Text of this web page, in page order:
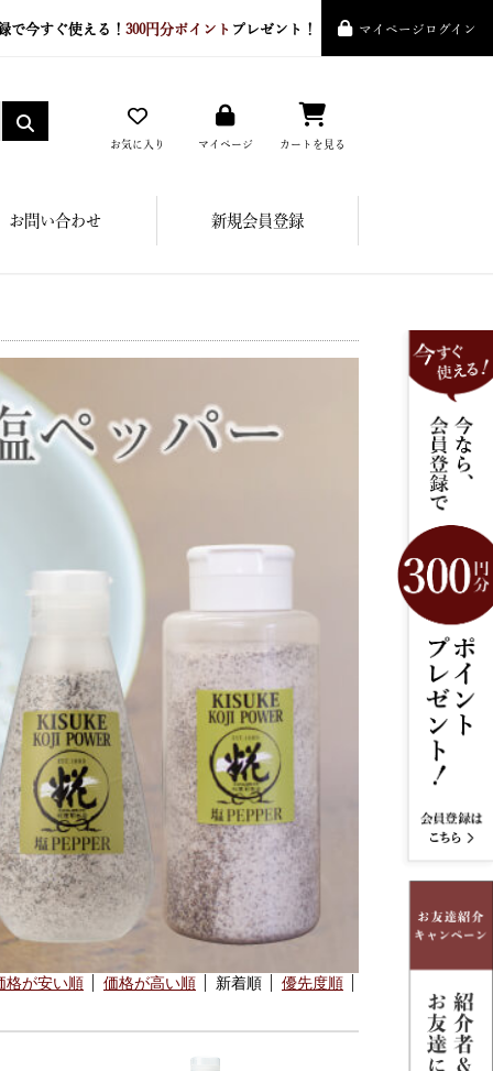
今すぐ使える！ 300円分ポイント プレゼント！ マイページログイン
お気に入り マイページ カートを見る
お問い合わせ 新規会員登録
格が安い順 価格が高い順 新着順 優先度順